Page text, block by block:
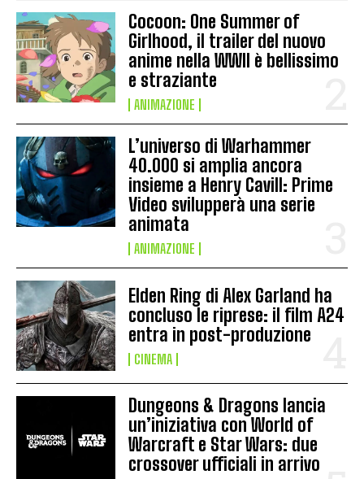
Cocoon: One Summer of
Girlhood, il trailer del nuovo
anime nella WWII è bellissimo
e straziante
ANIMAZIONE
L’universo di Warhammer
40.000 si amplia ancora
insieme a Henry Cavill: Prime
Video svilupperà una serie
animata
ANIMAZIONE
Elden Ring di Alex Garland ha
concluso le riprese: il film A24
entra in post-produzione
CINEMA
Dungeons & Dragons lancia
un’iniziativa con World of
Warcraft e Star Wars: due
crossover ufficiali in arrivo